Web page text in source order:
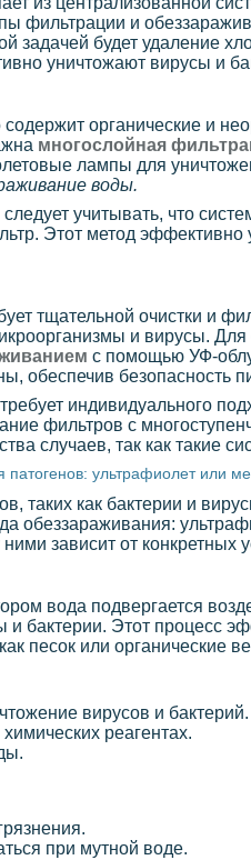
фильтрации и
задачей будет удаление
уничтожают вирусы и
органические и
многослойная
лампы для
воды.
учитывать, что
Этот метод
тщательной очистки и
и вирусы. Для
с помощью УФ-
обеспечив безопасность
индивидуального
фильтров с
случаев, так как такие
патогенов: ультрафиолет или
таких как бактерии и
обеззараживания:
зависит от конкретных
вода подвергается
бактерии. Этот процесс
песок или органические
вирусов и бактерий.
реагентах.
при мутной воде.